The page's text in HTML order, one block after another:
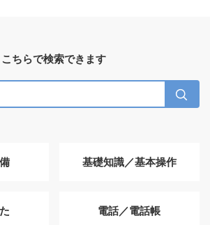
こちらで検索できます
基礎知識／基本操作
電話／電話帳